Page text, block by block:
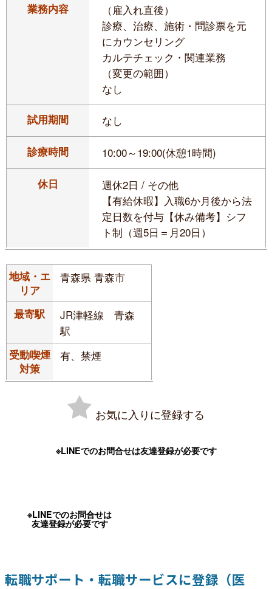
業務内容
（雇入れ直後）
診療、治療、施術・問診票を元
にカウンセリング
カルテチェック・関連業務
（変更の範囲）
なし
試用期間 なし
診療時間 10:00～19:00(休憩1時間)
休日
週休2日 / その他
【有給休暇】入職6か月後から法
定日数を付与【休み備考】シフ
ト制（週5日＝月20日）
地域・エ
リア
青森県 青森市
最寄駅
JR津軽線 青森
駅
受動喫煙
対策
有、禁煙
お気に入りに登録する
※LINEでのお問合せは友達登録が必要です
※LINEでのお問合せは
友達登録が必要です
転職サポート・転職サービスに登録（医